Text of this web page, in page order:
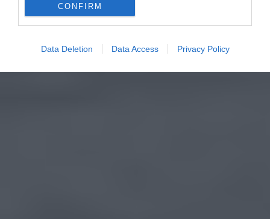
CONFIRM
Data Deletion Data Access Privacy Policy